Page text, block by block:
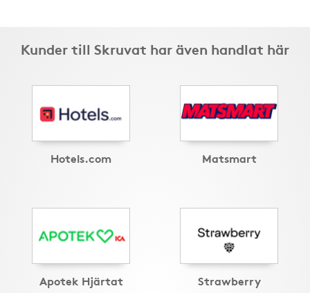
Kunder till Skruvat har även handlat här
Hotels.com Matsmart
Apotek Hjärtat Strawberry